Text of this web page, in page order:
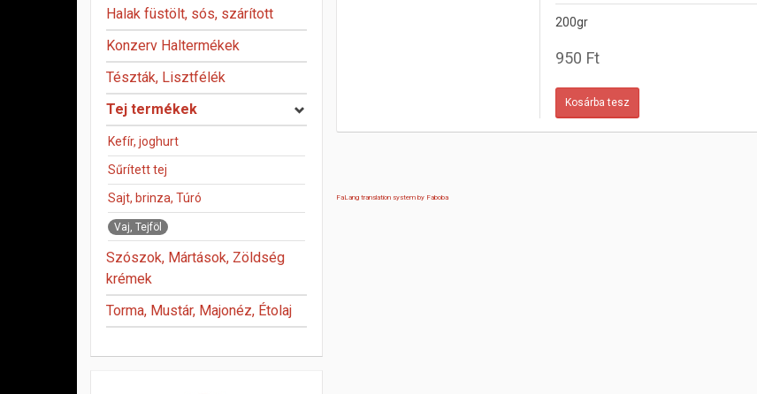
200gr
950 Ft
FaLang translation system by Faboba
Halak füstölt, sós, szárított
Konzerv Haltermékek
Tészták, Lisztfélék
Tej termékek
Kefír, joghurt
Sűrített tej
Sajt, brinza, Túró
Vaj, Tejföl
Szószok, Mártások, Zöldség
krémek
Torma, Mustár, Majonéz, Étolaj